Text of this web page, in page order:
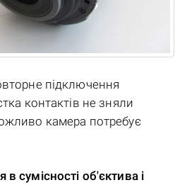
підключення
контактів не зняли
камера потребує
в сумісності об'єктива і